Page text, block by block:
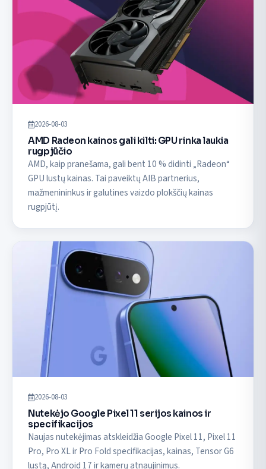
2026-08-03
AMD Radeon kainos gali kilti: GPU rinka laukia
rugpjūčio
AMD, kaip pranešama, gali bent 10 % didinti „Radeon“
GPU lustų kainas. Tai paveiktų AIB partnerius,
mažmenininkus ir galutines vaizdo plokščių kainas
rugpjūtį.
2026-08-03
Nutekėjo Google Pixel 11 serijos kainos ir
specifikacijos
Naujas nutekėjimas atskleidžia Google Pixel 11, Pixel 11
Pro, Pro XL ir Pro Fold specifikacijas, kainas, Tensor G6
lustą, Android 17 ir kamerų atnaujinimus.